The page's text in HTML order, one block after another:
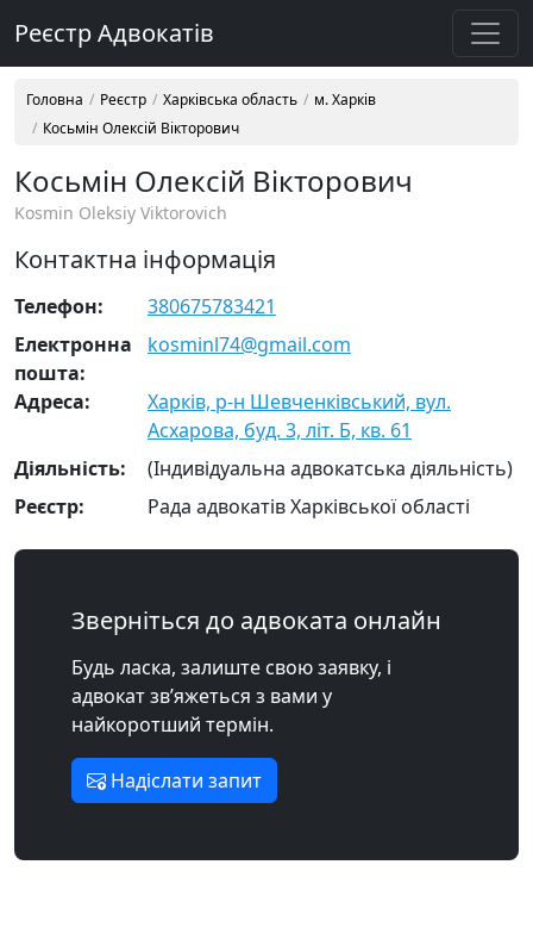
Реєстр Адвокатів
Головна Реєстр Харківська область
м. Харків
Косьмін Олексій Вікторович
Косьмін Олексій Вікторович
Kosmin Oleksiy Viktorovich
Контактна інформація
Телефон:
380675783421
Електронна
пошта:
kosminl74@gmail.com
Адреса:
Харків, р-н Шевченківський, вул.
Асхарова, буд. 3, літ. Б, кв. 61
Діяльність:
(Індивідуальна адвокатська діяльність)
Реєстр:
Рада адвокатів Харківської області
Зверніться до адвоката онлайн
Будь ласка, залиште свою заявку, і
адвокат зв’яжеться з вами у
найкоротший термін.
Надіслати запит